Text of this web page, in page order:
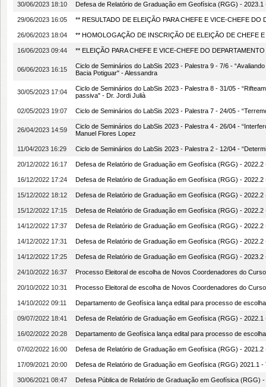
30/06/2023 18:10 Defesa de Relatório de Graduação em Geofísica (RGG) -
29/06/2023 16:05 ** RESULTADO DE ELEIÇÃO PARA CHEFE E VICE-CHEFE DO
26/06/2023 18:04 ** HOMOLOGAÇÃO DE INSCRIÇÃO DE ELEIÇÃO DE CHEFE
16/06/2023 09:44 ** ELEIÇÃO PARA CHEFE E VICE-CHEFE DO
06/06/2023 16:15
Ciclo de Seminários do LabSis 2023 - Palestra 9 - 7/6 -
Bacia Potiguar" - Alessandra
30/05/2023 17:04
Ciclo de Seminários do LabSis 2023 - Palestra 8 - 31/05 -
passiva" - Dr. Jordi Julià
02/05/2023 19:07 Ciclo de Seminários do LabSis 2023 - Palestra 7 - 24/05 -
26/04/2023 14:59
Ciclo de Seminários do LabSis 2023 - Palestra 4 - 26/04 -
Manuel Flores Lopez
11/04/2023 16:29 Ciclo de Seminários do LabSis 2023 - Palestra 2 - 12/04 -
20/12/2022 16:17 Defesa de Relatório de Graduação em Geofísica (RGG) -
16/12/2022 17:24 Defesa de Relatório de Graduação em Geofísica (RGG) - 2022.2
15/12/2022 18:12 Defesa de Relatório de Graduação em Geofísica (RGG) - 2022.2
15/12/2022 17:15 Defesa de Relatório de Graduação em Geofísica (RGG) - 2022.2
14/12/2022 17:37 Defesa de Relatório de Graduação em Geofísica (RGG) -
14/12/2022 17:31 Defesa de Relatório de Graduação em Geofísica (RGG) -
14/12/2022 17:25 Defesa de Relatório de Graduação em Geofísica (RGG) -
24/10/2022 16:37 Processo Eleitoral de escolha de Novos Coordenadores do
20/10/2022 10:31 Processo Eleitoral de escolha de Novos Coordenadores do
14/10/2022 09:11 Departamento de Geofísica lança edital para processo de
09/07/2022 18:41 Defesa de Relatório de Graduação em Geofísica (RGG) -
16/02/2022 20:28 Departamento de Geofísica lança edital para processo de
07/02/2022 16:00 Defesa de Relatório de Graduação em Geofísica (RGG) - 2021.2
17/09/2021 20:00 Defesa de Relatório de Graduação em Geofísica (RGG) 2021.1
30/06/2021 08:47 Defesa Pública de Relatório de Graduação em Geofísica (RGG)